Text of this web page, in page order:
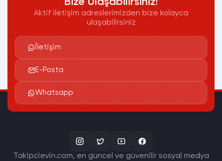
Aktif iletişim adreslerimizden bize kolayca
ulaşabilirsiniz
İletişim
E-Posta
Whatsapp
Takipcievin.com, en güncel ve güvenilir sosyal medya